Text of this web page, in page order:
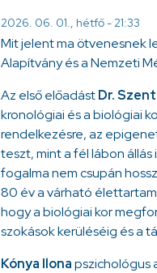
2026. 06. 01., hétfő - 21:33
Mit jelent ma ötvenesnek
Alapítvány és a Nemzeti
Az első előadástDr.
kronológiai és a biológiai
rendelkezésre, az
teszt, mint a fél lábon
fogalma nem csupán
80 év a várható
hogy a biológiai kor
szokások kerüléséig és a
Kónya Ilonapszichológus